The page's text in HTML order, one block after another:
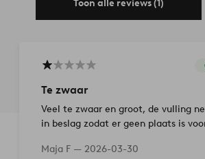
Toon alle reviews (1)
Te zwaar
Veel te zwaar en groot, de vulling
in beslag zodat er geen plaats is
Maja F — 2026-03-30